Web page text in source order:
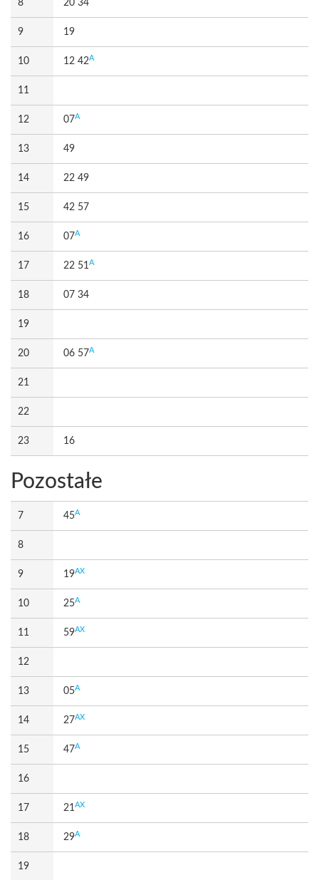
8 20 34
9 19
10 12 42A
11
12 07A
13 49
14 22 49
15 42 57
16 07A
17 22 51A
18 07 34
19
20 06 57A
21
22
23 16
Pozostałe
7 45A
8
9 19AX
10 25A
11 59AX
12
13 05A
14 27AX
15 47A
16
17 21AX
18 29A
19